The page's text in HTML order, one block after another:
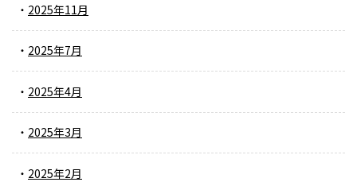
2025年11月
2025年7月
2025年4月
2025年3月
2025年2月